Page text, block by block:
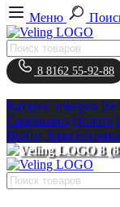
Меню
8 8162 55-92-88
Каталог товаров
Самовывоз Оплата
Войти
8